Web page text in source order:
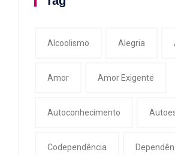
Alcoolismo Alegria
Amor Amor Exigente
Autoconhecimento
Codependência